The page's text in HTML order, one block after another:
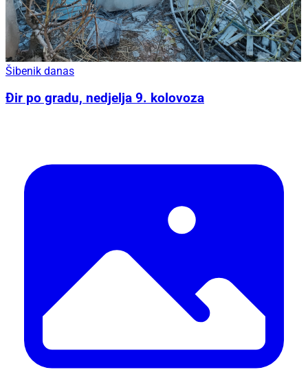
Šibenik danas
Đir po gradu, nedjelja 9. kolovoza